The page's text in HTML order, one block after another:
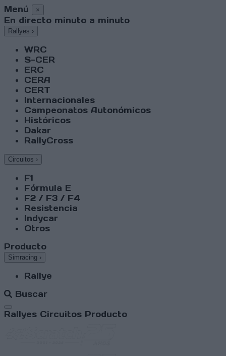
Menú ×
En directo minuto a minuto
Rallyes ›
WRC
S-CER
ERC
CERA
CERT
Internacionales
Campeonatos Autonómicos
Históricos
Dakar
RallyCross
Circuitos ›
F1
Fórmula E
F2 / F3 / F4
Resistencia
Indycar
Otros
Producto
Simracing ›
Rallye
Buscar
Abrir menú
Rallyes Circuitos Producto